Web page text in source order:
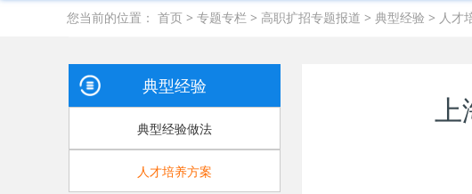
您当前的位置： 首页> 专题专栏 > 高职扩招专题报道 > 典型经验 > 人才
上
典型经验
典型经验做法
人才培养方案